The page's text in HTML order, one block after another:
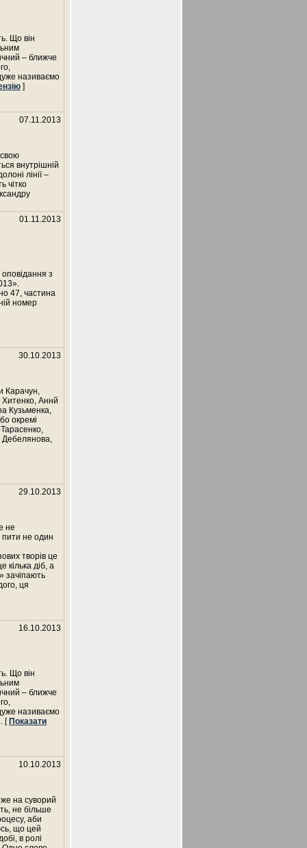
Що він
– ближче
називаємо
]
07.11.2013
внутрішній
лінії –
чітко
01.11.2013
з
47, частина
номер
30.10.2013
Карачун,
Аннй
Кузьменка,
окремі
Дебелянова,
29.10.2013
не
не один
творів це
кілька діб, а
зачіпають
ця
16.10.2013
Що він
– ближче
називаємо
[ Показати
10.10.2013
на суворий
не більше
аби
що цей
в ролі